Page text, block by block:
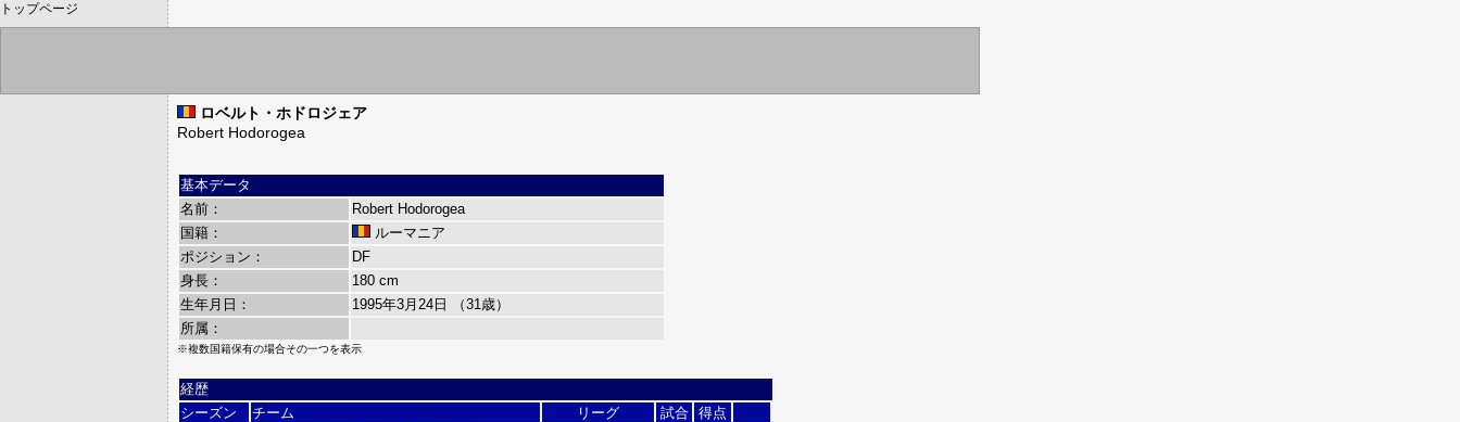
トップページ
ロベルト・ホドロジェア
Robert Hodorogea
基本データ
名前：
Robert Hodorogea
国籍：
ルーマニア
ポジション：
DF
身長：
180 cm
生年月日：
1995年3月24日 （31歳）
所属：
※複数国籍保有の場合その一つを表示
経歴
シーズン
チーム リーグ 試合
得点